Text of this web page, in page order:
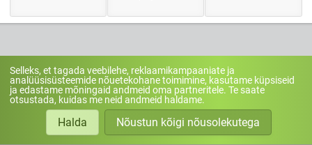
Linnamööbel ZANO Plus
Selleks, et tagada veebilehe, reklaamikampaaniate ja
analüüsisüsteemide nõuetekohane toimimine, kasutame küpsiseid
ja edastame mõningaid andmeid oma partneritele. Te saate
otsustada, kuidas me neid andmeid haldame.
Halda Nõustun kõigi nõusolekutega